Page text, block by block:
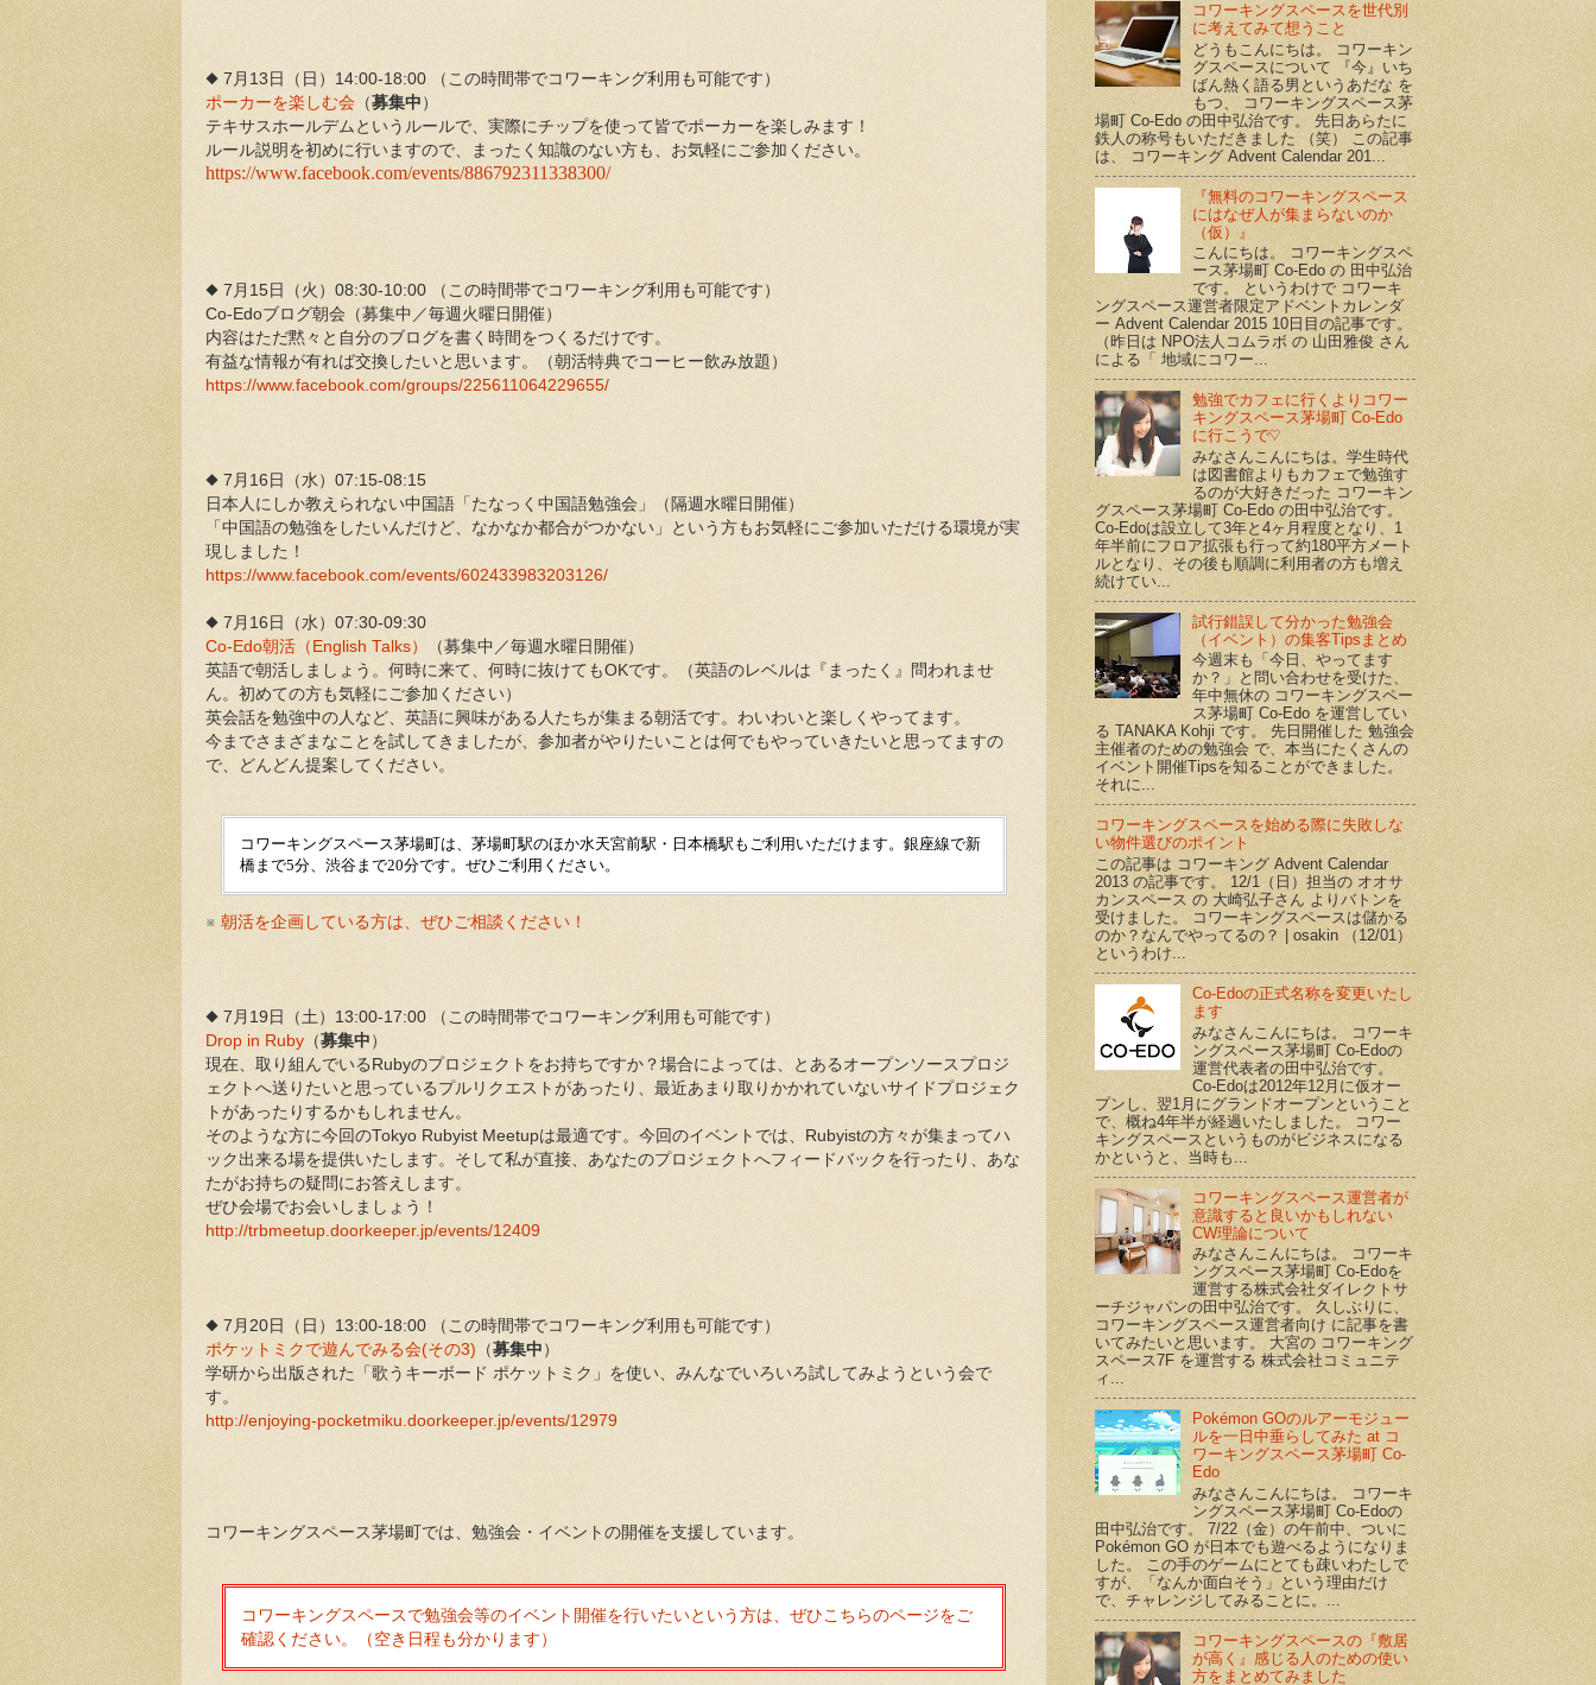
◆ 7月13日（日）14:00-18:00 （この時間帯でコワーキング利用も可能です）
ポーカーを楽しむ会 （募集中 ）
テキサスホールデムというルールで、実際にチップを使って皆でポーカーを楽しみます！
ルール説明を初めに行いますので、まったく知識のない方も、お気軽にご参加ください。
https://www.facebook.com/events/886792311338300/
◆ 7月15日（火）08:30-10:00 （この時間帯でコワーキング利用も可能です）
Co-Edoブログ朝会（募集中／毎週火曜日開催）
内容はただ黙々と自分のブログを書く時間をつくるだけです。
有益な情報が有れば交換したいと思います。（朝活特典でコーヒー飲み放題）
https://www.facebook.com/groups/225611064229655/
◆ 7月16日（水）07:15-08:15
日本人にしか教えられない中国語「たなっく中国語勉強会」（隔週水曜日開催）
「中国語の勉強をしたいんだけど、なかなか都合がつかない」という方もお気軽にご参加いただける環境が実
現しました！
https://www.facebook.com/events/602433983203126/
◆ 7月16日（水）07:30-09:30
Co-Edo朝活（English Talks）
（募集中／毎週水曜日開催）
英語で朝活しましょう。何時に来て、何時に抜けてもOKです。（英語のレベルは『まったく』問われませ
ん。初めての方も気軽にご参加ください）
英会話を勉強中の人など、英語に興味がある人たちが集まる朝活です。わいわいと楽しくやってます。
今までさまざまなことを試してきましたが、参加者がやりたいことは何でもやっていきたいと思ってますの
で、どんどん提案してください。
コワーキングスペース茅場町は、茅場町駅のほか水天宮前駅・日本橋駅もご利用いただけます。銀座線で新
橋まで5分、渋谷まで20分です。ぜひご利用ください。
※ 朝活を企画している方は、ぜひご相談ください！
◆ 7月19日（土）13:00-17:00 （この時間帯でコワーキング利用も可能です）
Drop in Ruby （募集中 ）
現在、取り組んでいるRubyのプロジェクトをお持ちですか？場合によっては、とあるオープンソースプロジ
ェクトへ送りたいと思っているプルリクエストがあったり、最近あまり取りかかれていないサイドプロジェク
トがあったりするかもしれません。
そのような方に今回のTokyo Rubyist Meetupは最適です。今回のイベントでは、Rubyistの方々が集まってハ
ック出来る場を提供いたします。そして私が直接、あなたのプロジェクトへフィードバックを行ったり、あな
たがお持ちの疑問にお答えします。
ぜひ会場でお会いしましょう！
http://trbmeetup.doorkeeper.jp/events/12409
◆ 7月20日（日）13:00-18:00 （この時間帯でコワーキング利用も可能です）
ポケットミクで遊んでみる会(その3) （募集中 ）
学研から出版された「歌うキーボード ポケットミク」を使い、みんなでいろいろ試してみようという会で
す。
http://enjoying-pocketmiku.doorkeeper.jp/events/12979
コワーキングスペース茅場町では、勉強会・イベントの開催を支援しています。
コワーキングスペースで勉強会等のイベント開催を行いたいという方は、ぜひこちらのページをご
確認ください。（空き日程も分かります）
コワーキングスペースを世代別
に考えてみて想うこと
どうもこんにちは。 コワーキン
グスペースについて 『今』いち
ばん熱く語る男というあだな を
もつ、 コワーキングスペース茅
場町 Co-Edo の田中弘治です。 先日あらたに
鉄人の称号もいただきました （笑） この記事
は、 コワーキング Advent Calendar 201...
『無料のコワーキングスペース
にはなぜ人が集まらないのか
（仮）』
こんにちは。 コワーキングスペ
ース茅場町 Co-Edo の 田中弘治
です。 というわけで コワーキ
ングスペース運営者限定アドベントカレンダ
ー Advent Calendar 2015 10日目の記事です。
（昨日は NPO法人コムラボ の 山田雅俊 さん
による「 地域にコワー...
勉強でカフェに行くよりコワー
キングスペース茅場町 Co-Edo
に行こうで♡
みなさんこんにちは。学生時代
は図書館よりもカフェで勉強す
るのが大好きだった コワーキン
グスペース茅場町 Co-Edo の田中弘治です。
Co-Edoは設立して3年と4ヶ月程度となり、1
年半前にフロア拡張も行って約180平方メート
ルとなり、その後も順調に利用者の方も増え
続けてい...
試行錯誤して分かった勉強会
（イベント）の集客Tipsまとめ
今週末も「今日、やってます
か？」と問い合わせを受けた、
年中無休の コワーキングスペー
ス茅場町 Co-Edo を運営してい
る TANAKA Kohji です。 先日開催した 勉強会
主催者のための勉強会 で、本当にたくさんの
イベント開催Tipsを知ることができました。
それに...
コワーキングスペースを始める際に失敗しな
い物件選びのポイント
この記事は コワーキング Advent Calendar
2013 の記事です。 12/1（日）担当の オオサ
カンスペース の 大崎弘子さん よりバトンを
受けました。 コワーキングスペースは儲かる
のか？なんでやってるの？ | osakin （12/01）
というわけ...
Co-Edoの正式名称を変更いたし
ます
みなさんこんにちは。 コワーキ
ングスペース茅場町 Co-Edoの
運営代表者の田中弘治です。
Co-Edoは2012年12月に仮オー
プンし、翌1月にグランドオープンということ
で、概ね4年半が経過いたしました。 コワー
キングスペースというものがビジネスになる
かというと、当時も...
コワーキングスペース運営者が
意識すると良いかもしれない
CW理論について
みなさんこんにちは。 コワーキ
ングスペース茅場町 Co-Edoを
運営する株式会社ダイレクトサ
ーチジャパンの田中弘治です。 久しぶりに、
コワーキングスペース運営者向け に記事を書
いてみたいと思います。 大宮の コワーキング
スペース7F を運営する 株式会社コミュニテ
ィ...
Pokémon GOのルアーモジュー
ルを一日中垂らしてみた at コ
ワーキングスペース茅場町 Co-
Edo
みなさんこんにちは。 コワーキ
ングスペース茅場町 Co-Edoの
田中弘治です。 7/22（金）の午前中、ついに
Pokémon GO が日本でも遊べるようになりま
した。 この手のゲームにとても疎いわたしで
すが、「なんか面白そう」という理由だけ
で、チャレンジしてみることに。...
コワーキングスペースの『敷居
が高く』感じる人のための使い
方をまとめてみました